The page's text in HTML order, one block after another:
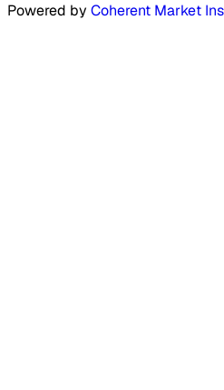
Powered by Coherent Market